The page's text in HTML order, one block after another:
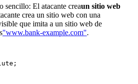
sencillo: El atacante creaun sitio web
crea un sitio web con una
que imita a un sitio web de
"www.bank-example.com".